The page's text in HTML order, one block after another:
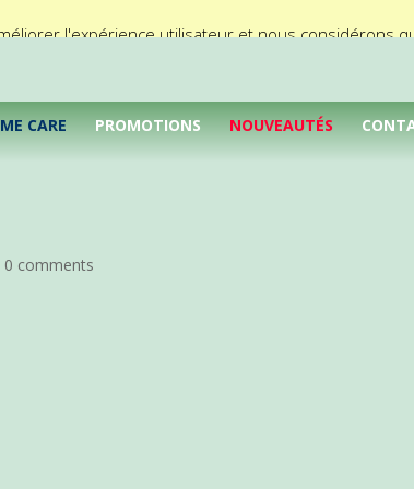
CARE PROMOTIONS NOUVEAUTÉS
0 comments
l'expérience utilisateur et nous considérons